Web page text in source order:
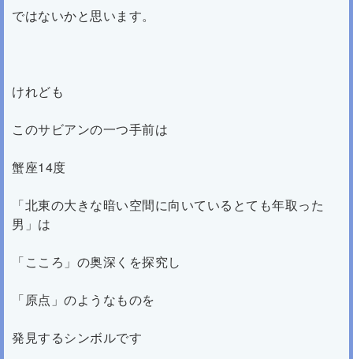
ではないかと思います。
けれども
このサビアンの一つ手前は
蟹座14度
「北東の大きな暗い空間に向いているとても年取った
男」は
「こころ」の奥深くを探究し
「原点」のようなものを
発見するシンボルです